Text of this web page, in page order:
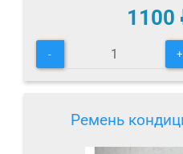
1100
- +
Ремень